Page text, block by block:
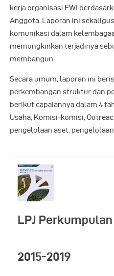
kerja organisasi FWI
Anggota. Laporan ini
komunikasi dalam
memungkinkan terjadinya
membangun.
Secara umum, laporan ini
perkembangan struktur dan
berikut capaiannya dalam 4
Usaha, Komisi-komisi,
pengelolaan aset,
LPJ Perkumpulan
2015-2019